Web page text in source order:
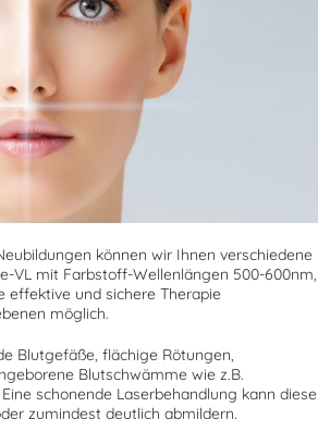
können wir Ihnen verschiedene
VL mit Farbstoff-Wellenlängen 500-600nm,
effektive und sichere Therapie
möglich.
Blutgefäße, flächige Rötungen,
Blutschwämme wie z.B.
schonende Laserbehandlung kann diese
zumindest deutlich abmildern.